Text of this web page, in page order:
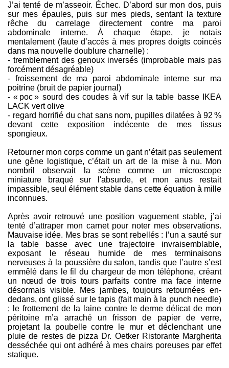
J’ai tenté de m’asseoir. Échec. D’abord sur mon dos, puis
sur mes épaules, puis sur mes pieds, sentant la texture
rêche du carrelage directement contre ma paroi
abdominale interne. À chaque étape, je notais
mentalement (faute d’accès à mes propres doigts coincés
dans ma nouvelle doublure charnelle) :
- tremblement des genoux inversés (improbable mais pas
forcément désagréable)
- froissement de ma paroi abdominale interne sur ma
poitrine (bruit de papier journal)
- « poc » sourd des coudes à vif sur la table basse IKEA
LACK vert olive
- regard horrifié du chat sans nom, pupilles dilatées à 92 %
devant cette exposition indécente de mes tissus
spongieux.
Retourner mon corps comme un gant n’était pas seulement
une gêne logistique, c’était un art de la mise à nu. Mon
nombril observait la scène comme un microscope
miniature braqué sur l'absurde, et mon anus restait
impassible, seul élément stable dans cette équation à mille
inconnues.
Après avoir retrouvé une position vaguement stable, j’ai
tenté d’attraper mon carnet pour noter mes observations.
Mauvaise idée. Mes bras se sont rebellés : l’un a sauté sur
la table basse avec une trajectoire invraisemblable,
exposant le réseau humide de mes terminaisons
nerveuses à la poussière du salon, tandis que l’autre s’est
emmêlé dans le fil du chargeur de mon téléphone, créant
un nœud de trois tours parfaits contre ma face interne
désormais visible. Mes jambes, toujours retournées en-
dedans, ont glissé sur le tapis (fait main à la punch needle)
; le frottement de la laine contre le derme délicat de mon
péritoine m’a arraché un frisson de papier de verre,
projetant la poubelle contre le mur et déclenchant une
pluie de restes de pizza Dr. Oetker Ristorante Margherita
desséchée qui ont adhéré à mes chairs poreuses par effet
statique.